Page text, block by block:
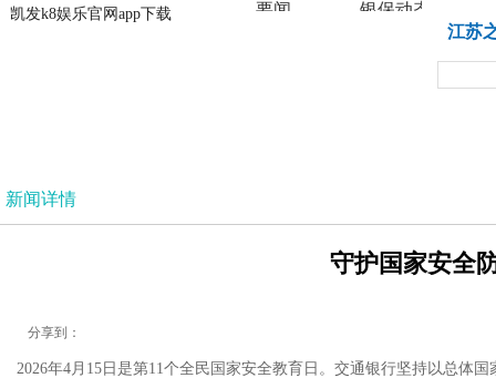
凯发k8娱乐官网app下载
凯发k8娱乐官网app下载
要闻 银保动态
江苏
新闻详情
守护国家安全
分享到：
2026年4月15日是第11个全民国家安全教育日。交通银行坚持以总体